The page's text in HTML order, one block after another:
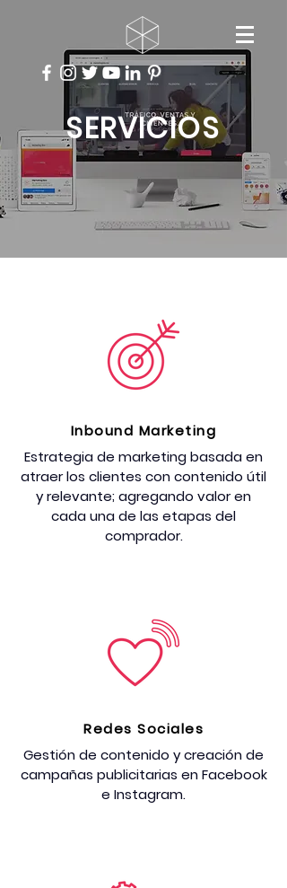
SERVICIOS
Inbound Marketing
Estrategia de marketing basada en
atraer los clientes con contenido útil
y relevante; agregando valor en
cada una de las etapas del
comprador.
Redes Sociales
Gestión de contenido y creación de
campañas publicitarias en Facebook
e Instagram.